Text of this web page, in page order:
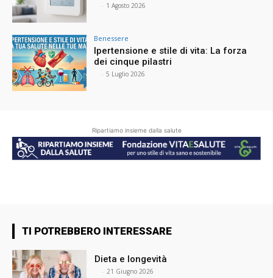
- 1 Agosto 2026
Benessere
Ipertensione e stile di vita: La forza
dei cinque pilastri
- 5 Luglio 2026
Ripartiamo insieme dalla salute
TI POTREBBERO INTERESSARE
Dieta e longevità
- 21 Giugno 2026